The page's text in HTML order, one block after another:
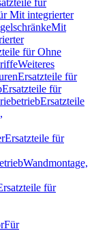
für
Mit integrierter
Mit
für Ohne
Weiteres
Ersatzteile für
Ersatzteile für
Ersatzteile
Ersatzteile für
Wandmontage,
für
Für